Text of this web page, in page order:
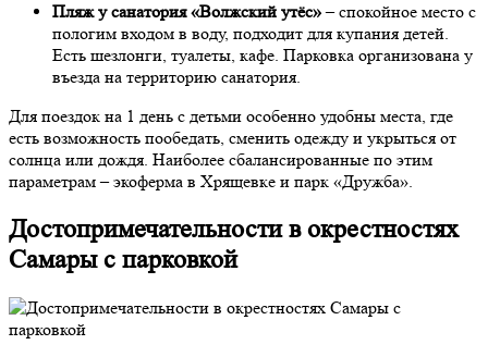
Пляж у санатория «Волжский утёс»– спокойное место с
пологим входом в воду, подходит для купания детей.
Есть шезлонги, туалеты, кафе. Парковка организована у
въезда на территорию санатория.
Для поездок на 1 день с детьми особенно удобны места, где
есть возможность пообедать, сменить одежду и укрыться от
солнца или дождя. Наиболее сбалансированные по этим
параметрам – экоферма в Хрящевке и парк «Дружба».
Достопримечательности в окрестностях
Самары с парковкой